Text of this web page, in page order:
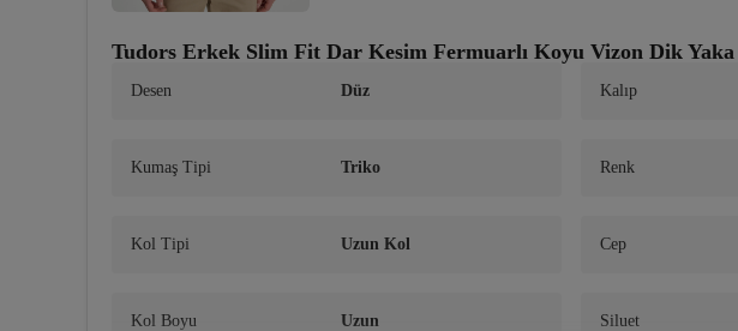
Tudors Erkek Slim Fit Dar Kesim Fermuarlı Koyu Vizon Dik
Desen Düz Kalıp
Kumaş Tipi Triko Renk
Kol Tipi Uzun Kol Cep
Kol Boyu Uzun Siluet